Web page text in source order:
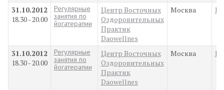
31.10.2012
18.30 - 20.00
Регулярные
занятия по
йогатерапии
Центр Восточных
Оздоровительных
Практик
Daowellnes
Москва
31.10.2012
18.30 - 20.00
Регулярные
занятия по
йогатерапии
Центр Восточных
Оздоровительных
Практик
Daowellnes
Москва